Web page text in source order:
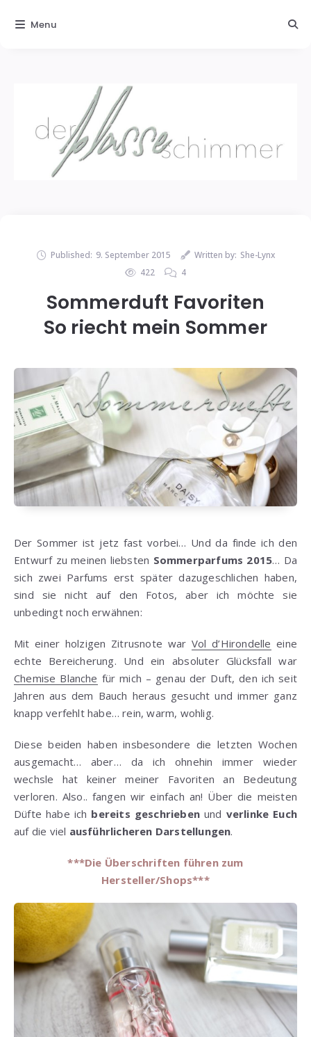
Published: 9. September 2015 Written by: She-Lynx
422
4
Sommerduft Favoriten
So riecht mein Sommer
Der Sommer ist jetz fast vorbei… Und da finde ich den
Entwurf zu meinen liebsten Sommerparfums 2015… Da
sich zwei Parfums erst später dazugeschlichen haben,
sind sie nicht auf den Fotos, aber ich möchte sie
unbedingt noch erwähnen:
Mit einer holzigen Zitrusnote war Vol d’Hirondelle eine
echte Bereicherung. Und ein absoluter Glücksfall war
Chemise Blanche für mich – genau der Duft, den ich seit
Jahren aus dem Bauch heraus gesucht und immer ganz
knapp verfehlt habe… rein, warm, wohlig.
Diese beiden haben insbesondere die letzten Wochen
ausgemacht… aber… da ich ohnehin immer wieder
wechsle hat keiner meiner Favoriten an Bedeutung
verloren. Also.. fangen wir einfach an! Über die meisten
Düfte habe ich bereits geschrieben und verlinke Euch
auf die viel ausführlicheren Darstellungen.
***Die Überschriften führen zum
Hersteller/Shops***
Menu